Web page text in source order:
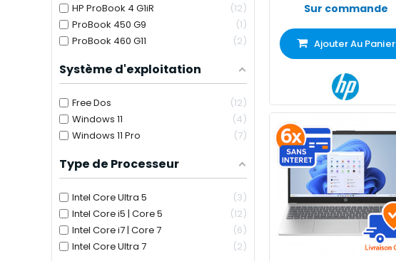
HP ProBook 4 G1iR
12
ProBook 450 G9
1
ProBook 460 G11
2
Système d'exploitation
Free Dos
12
Windows 11
4
Windows 11 Pro
7
Type de Processeur
Intel Core Ultra 5
3
Intel Core i5 | Core 5
12
Intel Core i7 | Core 7
6
Intel Core Ultra 7
2
Sur commande
Ajouter Au Panier